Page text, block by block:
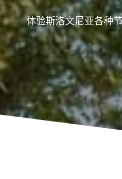
体验斯洛文尼亚各种